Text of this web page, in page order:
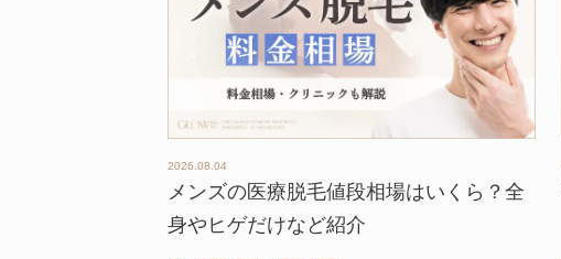
2026.08.04
メンズの医療脱毛値段相場はいくら？全
身やヒゲだけなど紹介